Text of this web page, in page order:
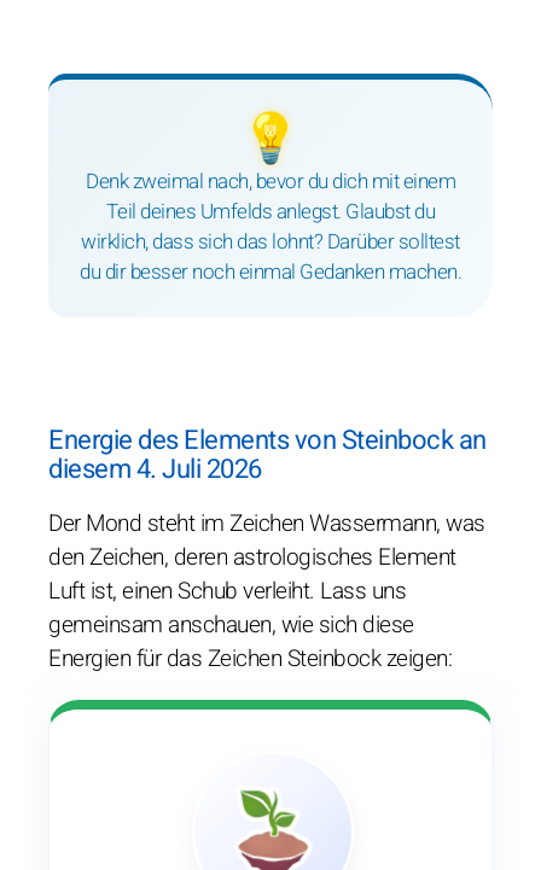
💡
Denk zweimal nach, bevor du dich mit einem
Teil deines Umfelds anlegst. Glaubst du
wirklich, dass sich das lohnt? Darüber solltest
du dir besser noch einmal Gedanken machen.
Energie des Elements von Steinbock an
diesem 4. Juli 2026
Der Mond steht im Zeichen Wassermann, was
den Zeichen, deren astrologisches Element
Luft ist, einen Schub verleiht. Lass uns
gemeinsam anschauen, wie sich diese
Energien für das Zeichen Steinbock zeigen: